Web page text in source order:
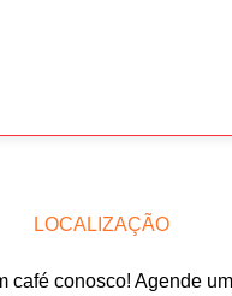
LOCALIZAÇÃO
café conosco! Agende